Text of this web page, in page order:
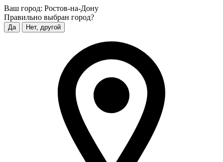
Ваш город: Ростов-на-Дону
Правильно выбран город?
Да Нет, другой